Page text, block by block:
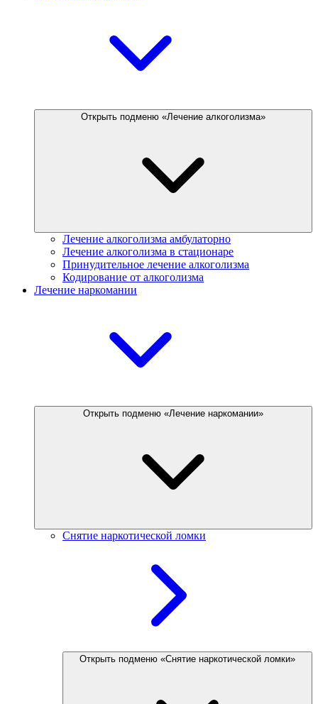
Открыть подменю «Лечение алкоголизма»
Лечение алкоголизма амбулаторно
Лечение алкоголизма в стационаре
Принудительное лечение алкоголизма
Кодирование от алкоголизма
Лечение наркомании
Открыть подменю «Лечение наркомании»
Снятие наркотической ломки
Открыть подменю «Снятие наркотической ломки»